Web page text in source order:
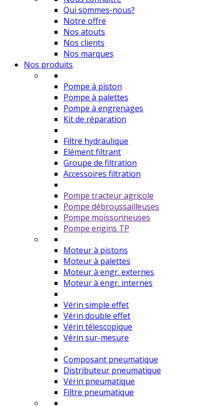
Qui sommes-nous?
Notre offre
Nos atouts
Nos clients
Nos marques
Nos produits
Pompe à piston
Pompe à palettes
Pompe à engrenages
Kit de réparation
Filtre hydraulique
Elément filtrant
Groupe de filtration
Accessoires filtration
Pompe tracteur agricole
Pompe débroussailleuses
Pompe moissonneuses
Pompe engins TP
Moteur à pistons
Moteur à palettes
Moteur à engr. externes
Moteur à engr. internes
Vérin simple effet
Vérin double effet
Vérin télescopique
Vérin sur-mesure
Composant pneumatique
Distributeur pneumatique
Vérin pneumatique
Filtre pneumatique